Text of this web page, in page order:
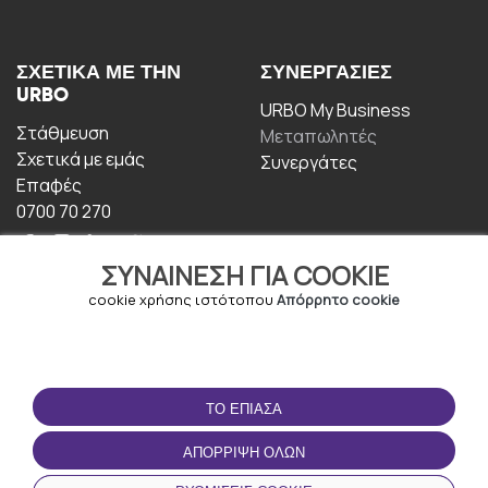
ΣΥΝΑΊΝΕΣΗ ΓΙΑ COOKIE
cookie χρήσης ιστότοπου Απόρρητο cookie
ΤΟ ΈΠΙΑΣΑ
ΑΠΌΡΡΙΨΗ ΌΛΩΝ
ΣΧΕΤΙΚΆ ΜΕ ΤΗΝ
URBO
Στάθμευση
Σχετικά με εμάς
Επαφές
0700 70 270
ΣΥΝΕΡΓΑΣΊΕΣ
URBO My Business
Μεταπωλητές
Συνεργάτες
ΟΡΟΙ ΧΡΉΣΗΣ
Οροι και Προϋποθέσεις
Πολιτική απορρήτου
ΚΑΤΕΒΆΣΤΕ ΤΗΝ
ΕΦΑΡΜΟΓΉ